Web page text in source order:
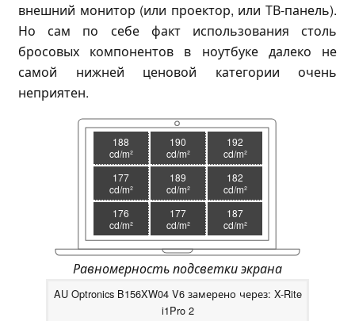
внешний монитор (или проектор, или ТВ-панель).
Но сам по себе факт использования столь
бросовых компонентов в ноутбуке далеко не
самой нижней ценовой категории очень
неприятен.
188
cd/m²
190
cd/m²
192
cd/m²
177
cd/m²
189
cd/m²
182
cd/m²
176
cd/m²
177
cd/m²
187
cd/m²
Равномерность подсветки экрана
AU Optronics B156XW04 V6 замерено через: X-Rite
i1Pro 2